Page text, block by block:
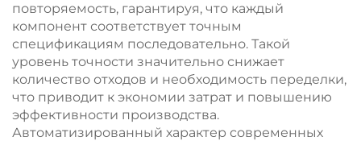
повторяемость, гарантируя, что каждый
компонент соответствует точным
спецификациям последовательно. Такой
уровень точности значительно снижает
количество отходов и необходимость переделки,
что приводит к экономии затрат и повышению
эффективности производства.
Автоматизированный характер современных